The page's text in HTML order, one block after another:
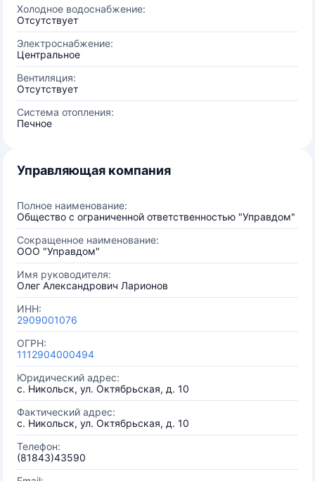
Холодное водоснабжение:
Отсутствует
Электроснабжение:
Центральное
Вентиляция:
Отсутствует
Система отопления:
Печное
Управляющая компания
Полное наименование:
Общество с ограниченной ответственностью "Управдом"
Сокращенное наименование:
OOO "Управдом"
Имя руководителя:
Олег Александрович Ларионов
ИНН:
2909001076
ОГРН:
1112904000494
Юридический адрес:
с. Никольск, ул. Октябрьская, д. 10
Фактический адрес:
с. Никольск, ул. Октябрьская, д. 10
Телефон:
(81843)43590